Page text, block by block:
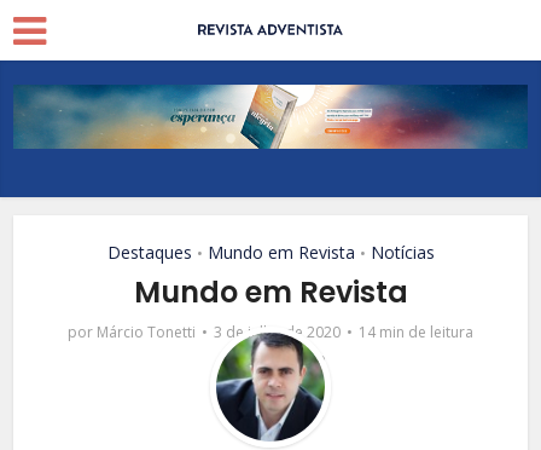
Destaques • Mundo em Revista • Notícias
Mundo em Revista
por Márcio Tonetti 3 de julho de 2020
14 min de leitura
1 comentário